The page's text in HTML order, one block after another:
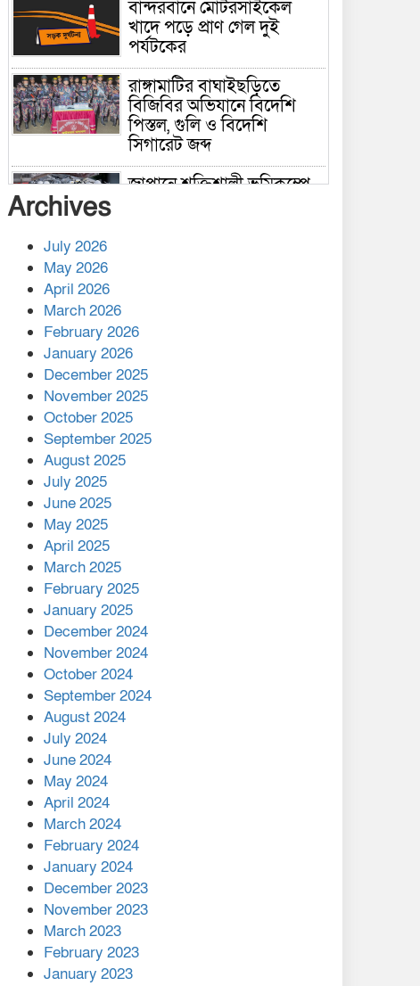
বান্দরবানে মোটরসাইকেল
খাদে পড়ে প্রাণ গেল দুই
পর্যটকের
রাঙ্গামাটির বাঘাইছড়িতে
বিজিবির অভিযানে বিদেশি
পিস্তল, গুলি ও বিদেশি
সিগারেট জব্দ
জাপানে শক্তিশালী ভূমিকম্পে
কাপ্তাই প্রেস ক্লাবের সভাপতি
মাহফুজ, সম্পাদক রিপন মারমা
নির্বাচিত
মালয়েশিয়ার প্রধানমন্ত্রীকে চিঠি
দেয়ার পর ফোন তারেক
রহমানের,গ্যাস সঙ্কট
মোকাবিলায় সহায়তার আশ্বাস
এক বিলিয়ন ডলার বিনিয়োগ
হবে আনোয়ারায়
বান্দরবানে বন্যায় ক্ষতিগ্রস্তদের
মাঝে সহায়তা দিলেন সাচিং প্রু
জেরী
Archives
July 2026
May 2026
April 2026
March 2026
February 2026
January 2026
December 2025
November 2025
October 2025
September 2025
August 2025
July 2025
June 2025
May 2025
April 2025
March 2025
February 2025
January 2025
December 2024
November 2024
October 2024
September 2024
August 2024
July 2024
June 2024
May 2024
April 2024
March 2024
February 2024
January 2024
December 2023
November 2023
March 2023
February 2023
January 2023